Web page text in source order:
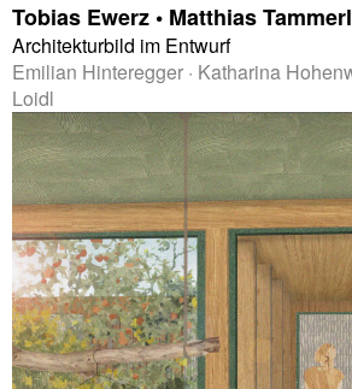
Tobias Ewerz • Matthias
Architekturbild im Entwurf
Emilian Hinteregger · Katharina
Loidl